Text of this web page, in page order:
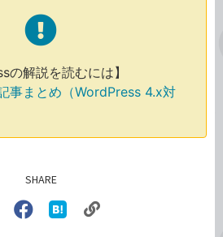
の解説を読むには】
事まとめ（WordPress 4.x対
SHARE
（旧
Facebook